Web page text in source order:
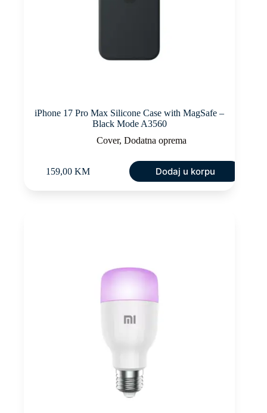
iPhone 17 Pro Max Silicone Case with MagSafe –
Black Mode A3560
Cover, Dodatna oprema
159,00 KM Dodaj u korpu